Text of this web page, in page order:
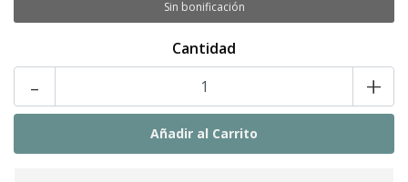
Sin bonificación
Cantidad
- +